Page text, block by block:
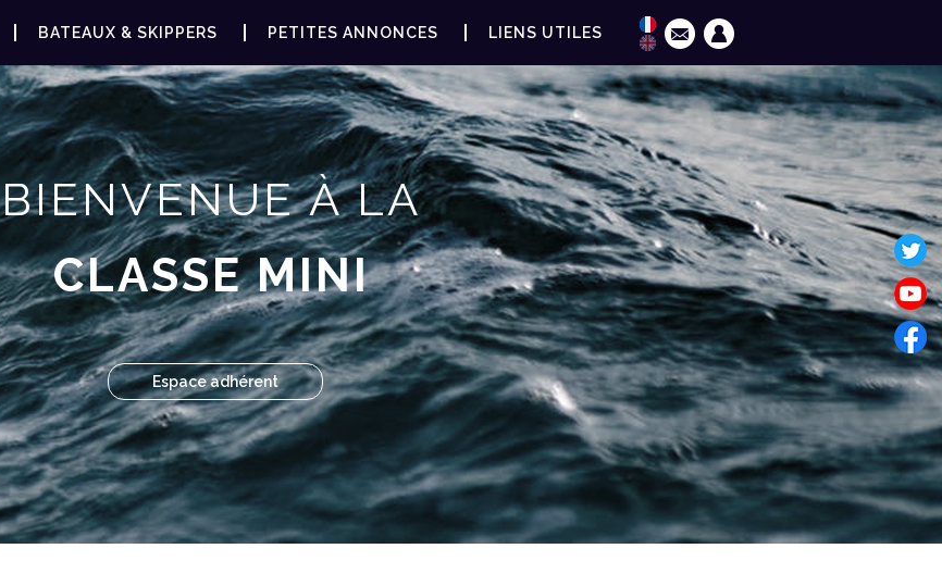
BATEAUX & SKIPPERS PETITES ANNONCES LIENS UTILES
BIENVENUE À LA
CLASSE MINI
Espace adhérent